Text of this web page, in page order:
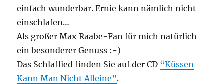
einfach wunderbar. Ernie kann nämlich nicht
einschlafen…
Als großer Max Raabe-Fan für mich natürlich
ein besonderer Genuss :-)
Das Schlaflied finden Sie auf der CD “Küssen
Kann Man Nicht Alleine”.